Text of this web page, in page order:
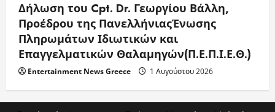
Δήλωση του Cpt. Dr. Γεωργίου Βάλλη,
Προέδρου της ΠανελλήνιαςΈνωσης
Πληρωμάτων Ιδιωτικών και
Επαγγελματικών Θαλαμηγών(Π.Ε.Π.Ι.Ε.Θ.)
Entertainment News Greece 1 Αυγούστου 2026